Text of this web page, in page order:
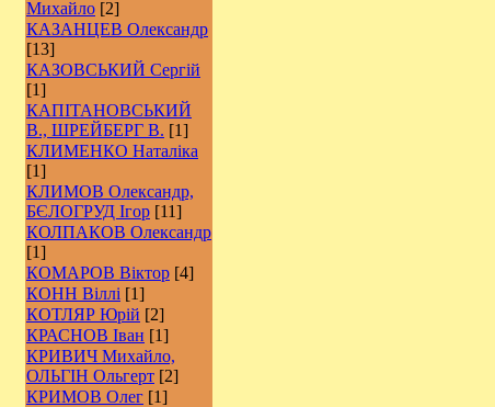
Михайло [2]
КАЗАНЦЕВ Олександр
[13]
КАЗОВСЬКИЙ Сергій
[1]
КАПІТАНОВСЬКИЙ
В., ШРЕЙБЕРГ В. [1]
КЛИМЕНКО Наталіка
[1]
КЛИМОВ Олександр,
БЄЛОГРУД Ігор [11]
КОЛПАКОВ Олександр
[1]
КОМАРОВ Віктор [4]
КОНН Віллі [1]
КОТЛЯР Юрій [2]
КРАСНОВ Іван [1]
КРИВИЧ Михайло,
ОЛЬГІН Ольгерт [2]
КРИМОВ Олег [1]